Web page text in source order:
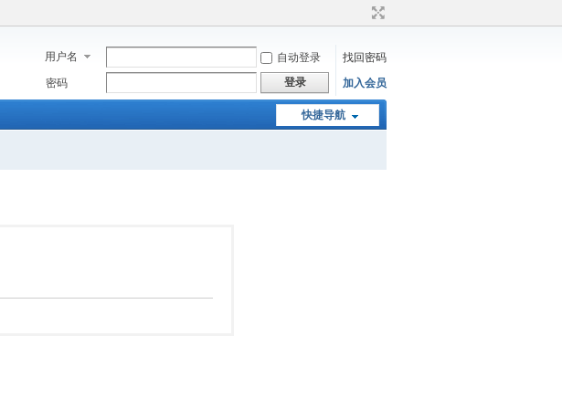
用户名 自动登录
找回密码
密码
登录 加入会员
快捷导航